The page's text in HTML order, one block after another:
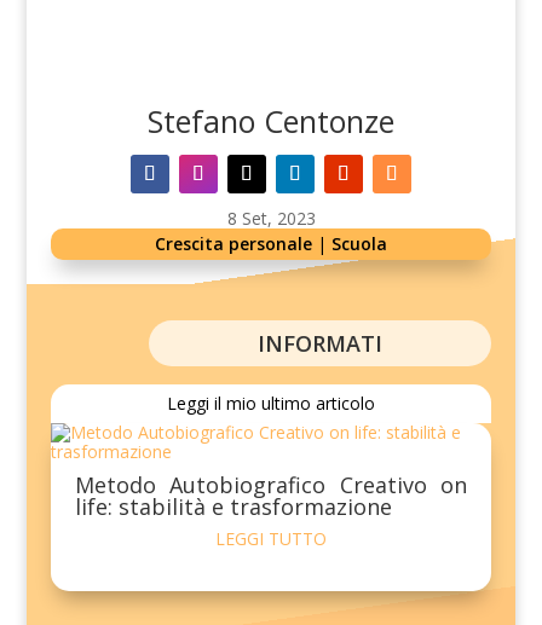
Stefano Centonze
8 Set, 2023
Crescita personale | Scuola
INFORMATI
Leggi il mio ultimo articolo
Metodo Autobiografico Creativo on
life: stabilità e trasformazione
LEGGI TUTTO